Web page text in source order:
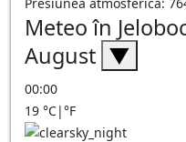
Meteo în
August ▼
00:00
19 °C|°F